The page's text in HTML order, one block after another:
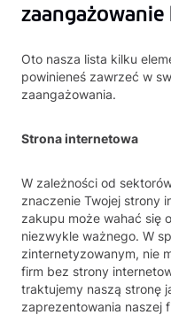
Oto nasza lista kilku
powinieneś zawrzeć w
zaangażowania.
Strona internetowa
W zależności od
znaczenie Twojej strony
zakupu może wahać się
niezwykle ważnego. W
zinternetyzowanym, nie
firm bez strony
traktujemy naszą stronę
zaprezentowania naszej